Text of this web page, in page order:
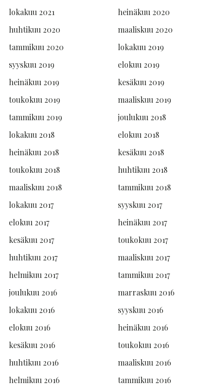
lokakuu 2021
heinäkuu 2020
huhtikuu 2020
maaliskuu 2020
tammikuu 2020
lokakuu 2019
syyskuu 2019
elokuu 2019
heinäkuu 2019
kesäkuu 2019
toukokuu 2019
maaliskuu 2019
tammikuu 2019
joulukuu 2018
lokakuu 2018
elokuu 2018
heinäkuu 2018
kesäkuu 2018
toukokuu 2018
huhtikuu 2018
maaliskuu 2018
tammikuu 2018
lokakuu 2017
syyskuu 2017
elokuu 2017
heinäkuu 2017
kesäkuu 2017
toukokuu 2017
huhtikuu 2017
maaliskuu 2017
helmikuu 2017
tammikuu 2017
joulukuu 2016
marraskuu 2016
lokakuu 2016
syyskuu 2016
elokuu 2016
heinäkuu 2016
kesäkuu 2016
toukokuu 2016
huhtikuu 2016
maaliskuu 2016
helmikuu 2016
tammikuu 2016